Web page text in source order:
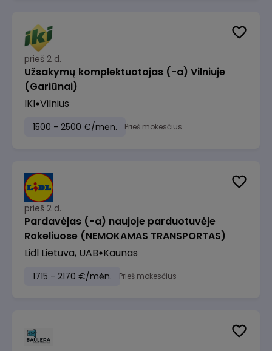
prieš 2 d.
Užsakymų komplektuotojas (-a) Vilniuje
(Gariūnai)
IKI Vilnius
1500 - 2500 €/mėn. Prieš mokesčius
prieš 2 d.
Pardavėjas (-a) naujoje parduotuvėje
Rokeliuose (NEMOKAMAS TRANSPORTAS)
Lidl Lietuva, UAB Kaunas
1715 - 2170 €/mėn. Prieš mokesčius